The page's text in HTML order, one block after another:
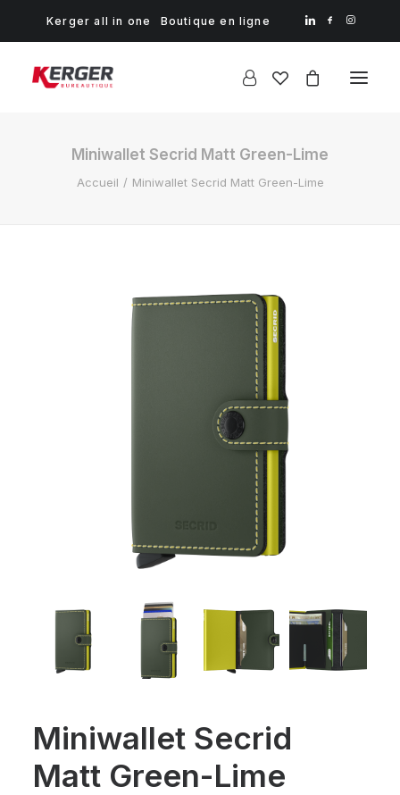
Kerger all in one Boutique en ligne
Miniwallet Secrid Matt Green-Lime
Accueil Miniwallet Secrid Matt Green-Lime
Miniwallet Secrid
Matt Green-Lime